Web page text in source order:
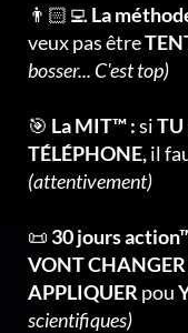
👨🏻‍💻 La
veux pas être
bosser... C'est top)
🎯 La MIT™ :siTU
TÉLÉPHONE,il
(attentivement)
📜 30 jours
VONT
APPLIQUER pou
scientifiques)